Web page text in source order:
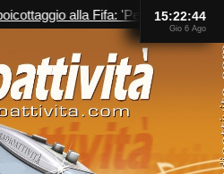
15:22:44
Gio 6 Ago
alla Fifa: 'Persa la fiducia